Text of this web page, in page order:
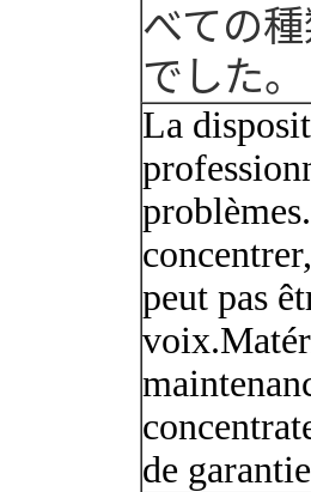
べての
で した。
La
peut pas
de